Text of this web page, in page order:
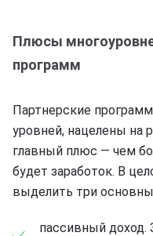
Плюсы
программ
Партнерские
уровней, нацелены на
главный плюс — чем
будет заработок. В
выделить три
пассивный доход.